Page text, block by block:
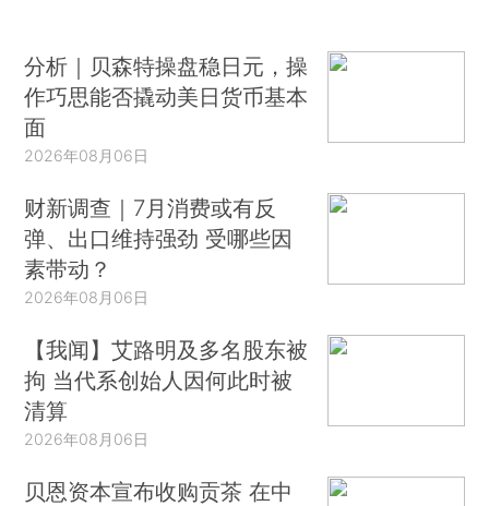
分析｜贝森特操盘稳日元，操
作巧思能否撬动美日货币基本
面
2026年08月06日
财新调查｜7月消费或有反
弹、出口维持强劲 受哪些因
素带动？
2026年08月06日
【我闻】艾路明及多名股东被
拘 当代系创始人因何此时被
清算
2026年08月06日
贝恩资本宣布收购贡茶 在中